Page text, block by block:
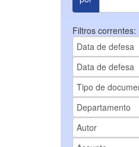
Filtros correntes: